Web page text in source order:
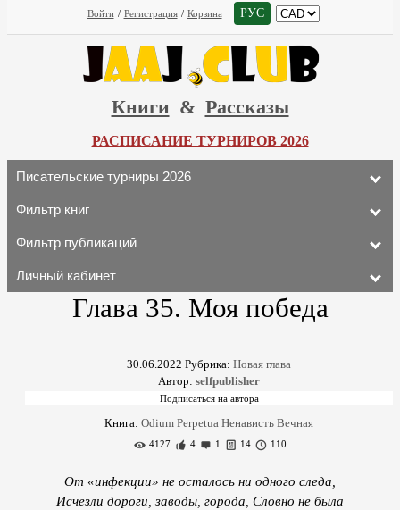
Войти / Регистрация / Корзина РУС
Книги & Рассказы
РАСПИСАНИЕ ТУРНИРОВ 2026
Писательские турниры 2026
Фильтр книг
Фильтр публикаций
Личный кабинет
Глава 35. Моя победа
30.06.2022 Рубрика: Новая глава
Автор: selfpublisher
Книга: Odium Perpetua Ненависть Вечная
4127 4 1 14 110
От «инфекции» не осталось ни одного следа,
Исчезли дороги, заводы, города, Словно не была